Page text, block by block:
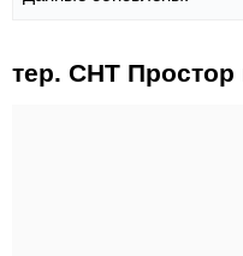
тер. СНТ Простор